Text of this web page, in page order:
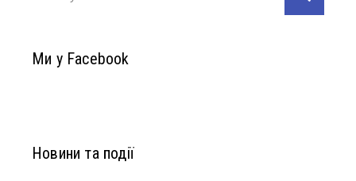
Ми у Facebook
Новини та події